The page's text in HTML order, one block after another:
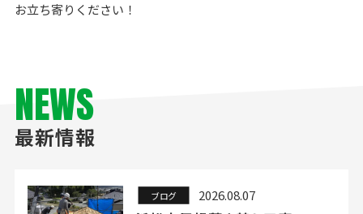
お立ち寄りください！
NEWS
最新情報
ブログ 2026.08.07